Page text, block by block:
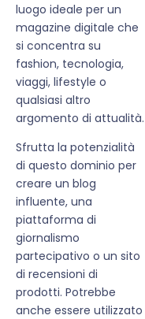
luogo ideale per un
magazine digitale che
si concentra su
fashion, tecnologia,
viaggi, lifestyle o
qualsiasi altro
argomento di attualità.
Sfrutta la potenzialità
di questo dominio per
creare un blog
influente, una
piattaforma di
giornalismo
partecipativo o un sito
di recensioni di
prodotti. Potrebbe
anche essere utilizzato